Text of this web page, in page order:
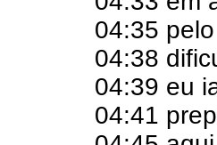
04:35
04:38
04:39 eu
04:41